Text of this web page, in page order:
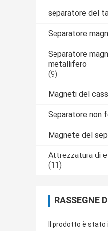
separatore del
Separatore
Separatore
metallifero
(9)
Magneti del
Separatore non
Magnete del
Attrezzatura di
(11)
RASSEGNE
Il prodotto è